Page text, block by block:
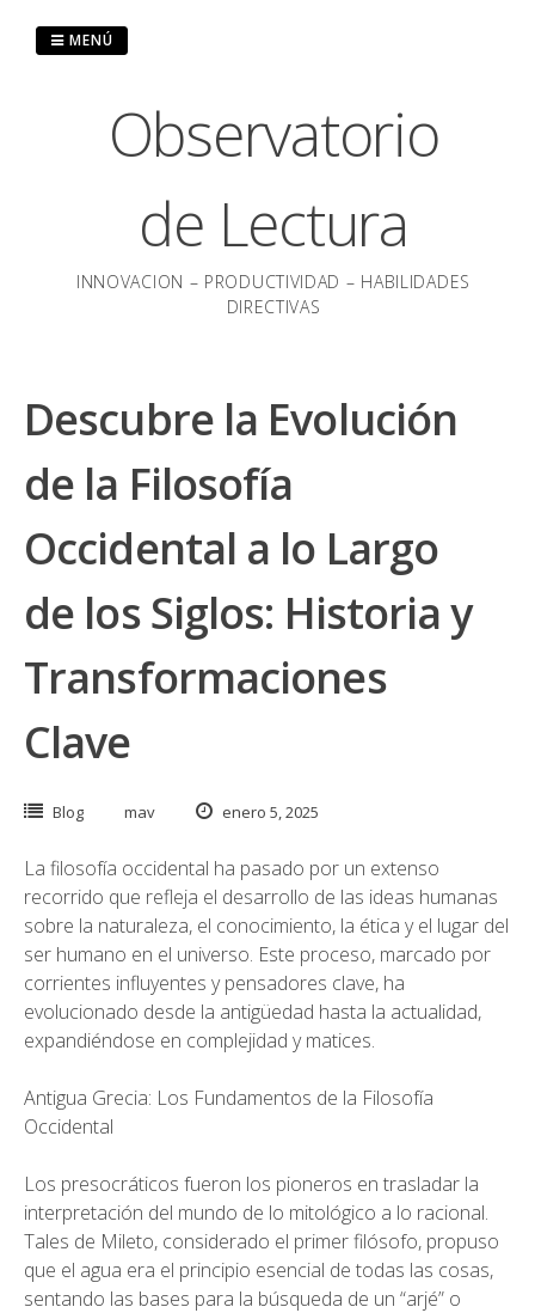
Observatorio
de Lectura
INNOVACION – PRODUCTIVIDAD – HABILIDADES
DIRECTIVAS
MENÚ
Descubre la Evolución
de la Filosofía
Occidental a lo Largo
de los Siglos: Historia y
Transformaciones
Clave
Blog mav enero 5, 2025
La filosofía occidental ha pasado por un extenso
recorrido que refleja el desarrollo de las ideas humanas
sobre la naturaleza, el conocimiento, la ética y el lugar del
ser humano en el universo. Este proceso, marcado por
corrientes influyentes y pensadores clave, ha
evolucionado desde la antigüedad hasta la actualidad,
expandiéndose en complejidad y matices.
Antigua Grecia: Los Fundamentos de la Filosofía
Occidental
Los presocráticos fueron los pioneros en trasladar la
interpretación del mundo de lo mitológico a lo racional.
Tales de Mileto, considerado el primer filósofo, propuso
que el agua era el principio esencial de todas las cosas,
sentando las bases para la búsqueda de un “arjé” o